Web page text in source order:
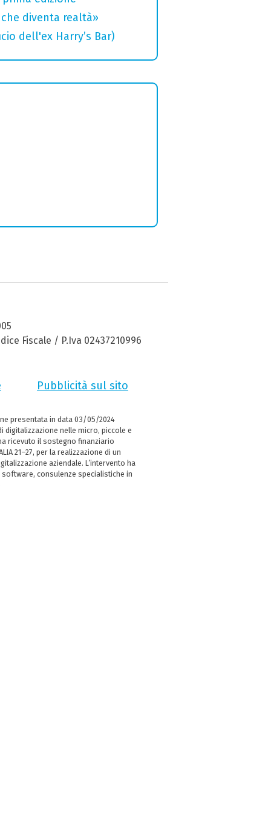
diventa realtà»
dell'ex Harry’s Bar)
Fiscale / P.Iva 02437210996
Pubblicità sul sito
presentata in data 03/05/2024
digitalizzazione nelle micro, piccole e
ricevuto il sostegno finanziario
21–27, per la realizzazione di un
aziendale. L’intervento ha
consulenze specialistiche in